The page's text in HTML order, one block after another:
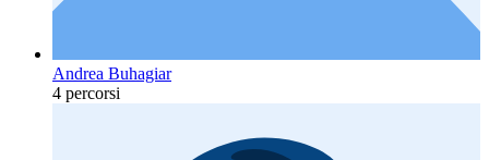
Andrea Buhagiar
4 percorsi